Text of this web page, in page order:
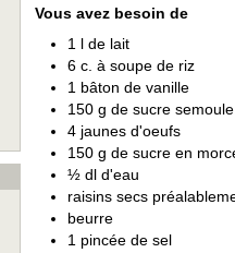
Vous avez besoin de
1 l de lait
6 c. à soupe de riz
1 bâton de vanille
150 g de sucre semoule
4 jaunes d'oeufs
150 g de sucre en
½ dl d'eau
raisins secs
beurre
1 pincée de sel